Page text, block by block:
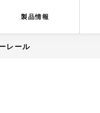
製品情報
レール